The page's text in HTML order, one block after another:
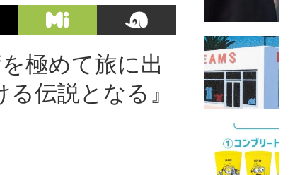
極めて旅に出
伝説となる』